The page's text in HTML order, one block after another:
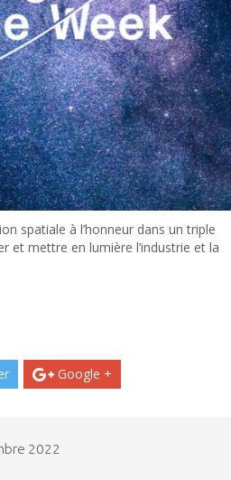
spa­tiale à l’hon­neur dans un triple
et met­tre en lumière l’in­dus­trie et la
Google +
2022